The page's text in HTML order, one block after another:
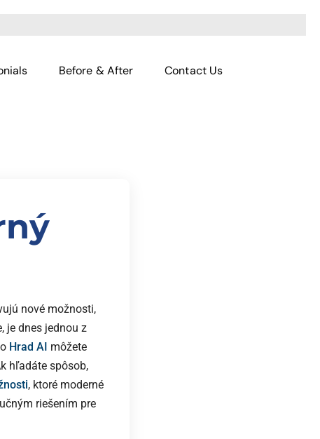
Before & After Contact Us
nové možnosti,
je dnes jednou z
Hrad AI môžete
hľadáte spôsob,
, ktoré moderné
riešením pre